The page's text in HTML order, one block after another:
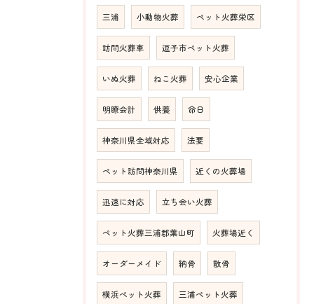
三浦 小動物火葬 ペット火葬栄区
訪問火葬車 逗子市ペット火葬
いぬ火葬 ねこ火葬 安心企業
明瞭会計 供養 命日
神奈川県全域対応 法要
ペット訪問神奈川県 近くの火葬場
迅速に対応 立ち会い火葬
ペット火葬三浦郡葉山町 火葬場近く
オーダーメイド 納骨 散骨
横浜ペット火葬 三浦ペット火葬